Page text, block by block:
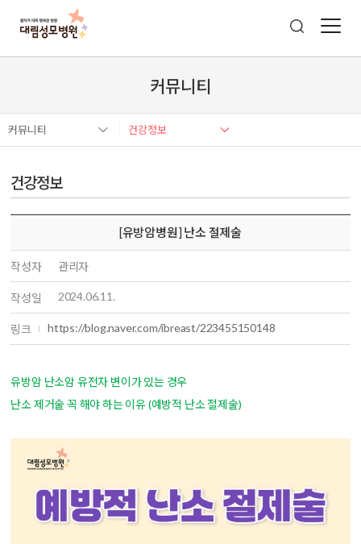
커뮤니티
커뮤니티 건강정보
건강정보
[유방암병원] 난소 절제술
작성자 관리자
작성일 2024.06.11.
링크 https://blog.naver.com/ibreast/223455150148
유방암 난소암 유전자 변이가 있는 경우
난소 제거술 꼭 해야 하는 이유 (예방적 난소 절제술)